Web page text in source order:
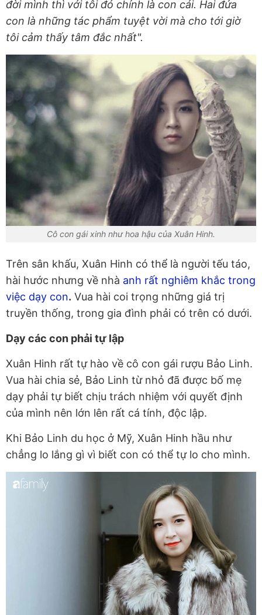
đời mình thì với tôi đó chính là con cái. Hai đứa
con là những tác phẩm tuyệt vời mà cho tới giờ
tôi cảm thấy tâm đắc nhất".
Cô con gái xinh như hoa hậu của Xuân Hinh.
Trên sân khấu, Xuân Hinh có thể là người tếu táo,
hài hước nhưng về nhà anh rất nghiêm khắc trong
việc dạy con. Vua hài coi trọng những giá trị
truyền thống, trong gia đình phải có trên có dưới.
Dạy các con phải tự lập
Xuân Hinh rất tự hào về cô con gái rượu Bảo Linh.
Vua hài chia sẻ, Bảo Linh từ nhỏ đã được bố mẹ
dạy phải tự biết chịu trách nhiệm với quyết định
của mình nên lớn lên rất cá tính, độc lập.
Khi Bảo Linh du học ở Mỹ, Xuân Hinh hầu như
chẳng lo lắng gì vì biết con có thể tự lo cho mình.